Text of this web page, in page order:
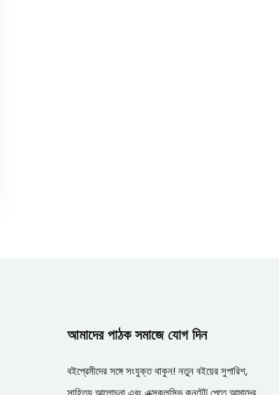
আমাদের পাঠক সমাজে যোগ দিন
বইপ্রেমীদের সঙ্গে সংযুক্ত থাকুন! নতুন বইয়ের সুপারিশ,